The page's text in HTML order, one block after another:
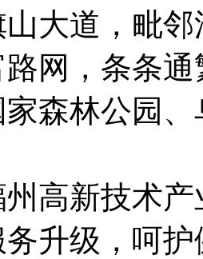
大道，毗
网，条条通
森林公园
高新技术
升级，呵